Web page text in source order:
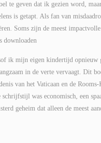
te geven dat ik gezien word,
is getapt. Als fan van
Soms zijn de meest
downloaden
ik mijn eigen kindertijd opnieuw
in de verte vervaagt. Dit
van het Vaticaan en de
was economisch, een
geheim dat alleen de meest